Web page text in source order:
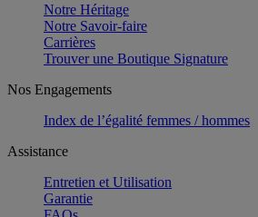
Notre Héritage
Notre Savoir-faire
Carrières
Trouver une Boutique Signature
Nos Engagements
Index de l’égalité femmes / hommes
Assistance
Entretien et Utilisation
Garantie